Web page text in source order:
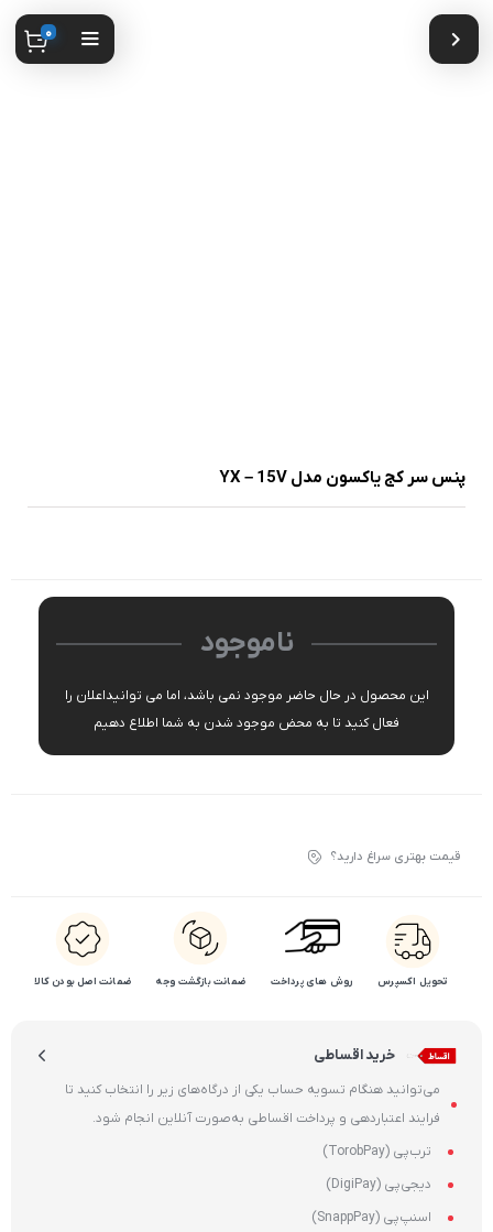
0
پنس سر کج یاکسون مدل YX – 15V
ناموجود
این محصول در حال حاضر موجود نمی باشد، اما می توانیداعلان را
فعال کنید تا به محض موجود شدن به شما اطلاع دهیم
قیمت بهتری سراغ دارید؟
تحویل اکسپرس روش های پرداخت ضمانت بازگشت وجه ضمانت اصل بودن کالا
خرید اقساطی
می‌توانید هنگام تسویه حساب یکی از درگاه‌های زیر را انتخاب کنید تا
فرایند اعتباردهی و پرداخت اقساطی به‌صورت آنلاین انجام شود.
ترب‌پی (TorobPay)
دیجی‌پی (DigiPay)
اسنپ‌پی (SnappPay)